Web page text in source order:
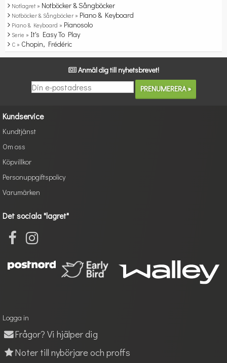
Notlagret » Notböcker & Sångböcker
Notböcker & Sångböcker » Piano & Keyboard
Piano & Keyboard » Pianosolo
Serie » It's Easy To Play
C » Chopin, Frédéric
Anmäl dig till nyhetsbrevet!
Kundservice
Kundtjänst
Om oss
Köpvillkor
Personuppgiftspolicy
Varumärken
Det sociala "lagret"
Logga in
Frågor? Vi hjälper dig
Noter till nybörjare och proffs